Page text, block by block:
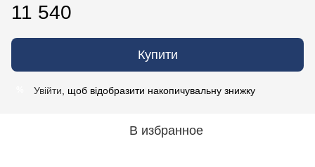
11 540
Купити
Увійти , щоб відобразити накопичувальну знижку
В избранное